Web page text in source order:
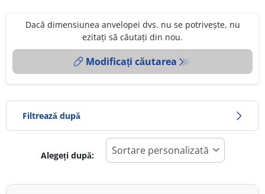
Dacă dimensiunea anvelopei dvs. nu se potrivește, nu
ezitați să căutați din nou.
Modificați căutarea
Filtrează după
Alegeți după: